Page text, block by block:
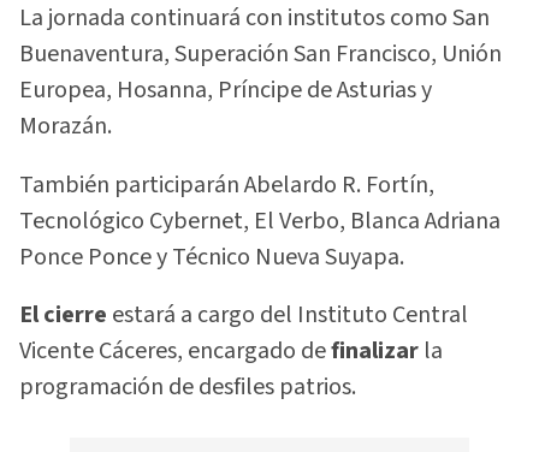
La jornada continuará con institutos como San
Buenaventura, Superación San Francisco, Unión
Europea, Hosanna, Príncipe de Asturias y
Morazán.
También participarán Abelardo R. Fortín,
Tecnológico Cybernet, El Verbo, Blanca Adriana
Ponce Ponce y Técnico Nueva Suyapa.
El cierre estará a cargo del Instituto Central
Vicente Cáceres, encargado definalizar la
programación de desfiles patrios.